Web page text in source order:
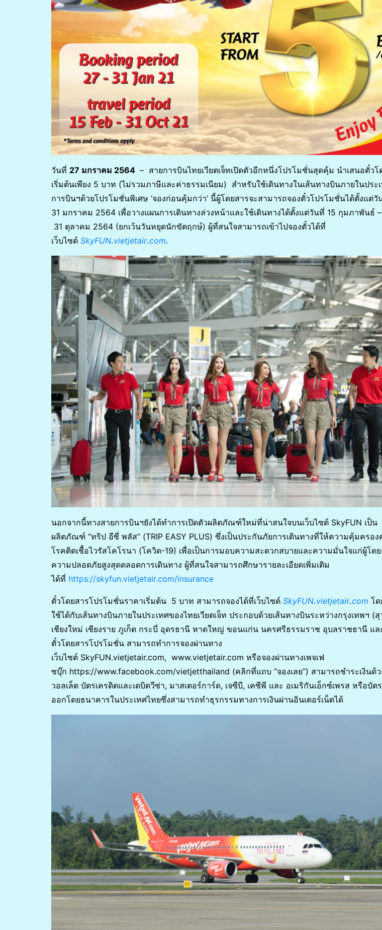
วันที่ 27 มกราคม 2564 – สายการบินไทยเวียตเจ็ทเปิดตัวอีกหนึ่งโปรโมชั่นสุดคุ้ม นำเสนอตั๋วโ
เริ่มต้นเพียง 5 บาท (ไม่รวมภาษีและค่าธรรมเนียม) สำหรับใช้เดินทางในเส้นทางบินภายในประ
การบินฯด้วยโปรโมชั่นพิเศษ ‘จองก่อนคุ้มกว่า’ นี้ผู้โดยสารจะสามารถจองตั๋วโปรโมชั่นได้ตั้งแต่วั
31 มกราคม 2564 เพื่อวางแผนการเดินทางล่วงหน้าและใช้เดินทางได้ตั้งแต่วันที่ 15 กุมภาพันธ์ –
31 ตุลาคม 2564 (ยกเว้นวันหยุดนักขัตฤกษ์) ผู้ที่สนใจสามารถเข้าไปจองตั๋วได้ที่
เว็บไซต์ SkyFUN.vietjetair.com.
นอกจากนี้ทางสายการบินฯยังได้ทำการเปิดตัวผลิตภัณฑ์ใหม่ที่น่าสนใจบนเว็บไซต์ SkyFUN เป็น
ผลิตภัณฑ์ “ทริป อีซี่ พลัส” (TRIP EASY PLUS) ซึ่งเป็นประกันภัยการเดินทางที่ให้ความคุ้มครอ
โรคติดเชื้อไวรัสโคโรนา (โควิด-19) เพื่อเป็นการมอบความสะดวกสบายและความมั่นใจแก่ผู้โด
ความปลอดภัยสูงสุดตลอดการเดินทาง ผู้ที่สนใจสามารถศึกษารายละเอียดเพิ่มเติม
ได้ที่ https://skyfun.vietjetair.com/insurance
ตั๋วโดยสารโปรโมชั่นราคาเริ่มต้น 5 บาท สามารถจองได้ที่เว็บไซต์ SkyFUN.vietjetair.com โ
ใช้ได้กับเส้นทางบินภายในประเทศของไทยเวียตเจ็ท ประกอบด้วยเส้นทางบินระหว่างกรุงเทพฯ
เชียงใหม่ เชียงราย ภูเก็ต กระบี่ อุดรธานี หาดใหญ่ ขอนแก่น นครศรีธรรมราช อุบลราชธานี แ
ตั๋วโดยสารโปรโมชั่น สามารถทำการจองผ่านทาง
เว็บไซต์ SkyFUN.vietjetair.com, www.vietjetair.com หรือจองผ่านทางเพจเฟ
ซบุ๊ก https://www.facebook.com/vietjetthailand (คลิกที่แถบ “จองเลย”) สามารถชำระเงินด้
วอลเล็ต บัตรเครดิตและเดบิตวีซ่า, มาสเตอร์การ์ด, เจซีบี, เคซีพี และ อเมริกันเอ็กซ์เพรส หรือบัต
ออกโดยธนาคารในประเทศไทยซึ่งสามารถทำธุรกรรมทางการเงินผ่านอินเตอร์เน็ตได้